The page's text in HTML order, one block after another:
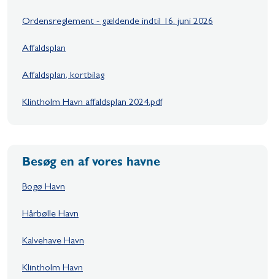
Ordensreglement - gældende indtil 16. juni 2026
Affaldsplan
Affaldsplan, kortbilag
Klintholm Havn affaldsplan 2024.pdf
Besøg en af vores havne
Bogø Havn
Hårbølle Havn
Kalvehave Havn
Klintholm Havn